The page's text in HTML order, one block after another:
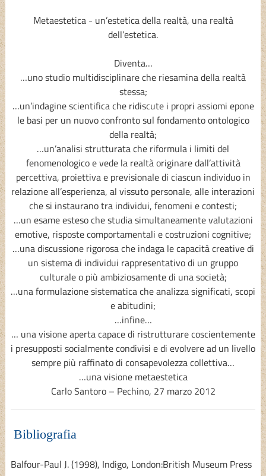
Metaestetica - un’estetica della realtà, una realtà
dell’estetica.
Diventa…
…uno studio multidisciplinare che riesamina della realtà
stessa;
…un’indagine scientifica che ridiscute i propri assiomi epone
le basi per un nuovo confronto sul fondamento ontologico
della realtà;
…un’analisi strutturata che riformula i limiti del
fenomenologico e vede la realtà originare dall’attività
percettiva, proiettiva e previsionale di ciascun individuo in
relazione all’esperienza, al vissuto personale, alle interazioni
che si instaurano tra individui, fenomeni e contesti;
…un esame esteso che studia simultaneamente valutazioni
emotive, risposte comportamentali e costruzioni cognitive;
…una discussione rigorosa che indaga le capacità creative di
un sistema di individui rappresentativo di un gruppo
culturale o più ambiziosamente di una società;
…una formulazione sistematica che analizza significati, scopi
e abitudini;
…infine…
… una visione aperta capace di ristrutturare coscientemente
i presupposti socialmente condivisi e di evolvere ad un livello
sempre più raffinato di consapevolezza collettiva…
…una visione metaestetica
Carlo Santoro – Pechino, 27 marzo 2012
Bibliografia
Balfour-Paul J. (1998), Indigo, London:British Museum Press